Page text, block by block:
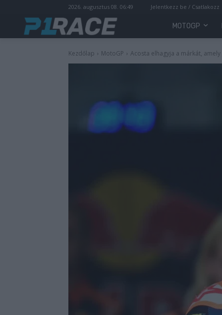
2026. augusztus 08. 06:49 Jelentkezz be / Csatlakozz
MOTOGP
Kezdőlap MotoGP Acosta elhagyja a márkát,